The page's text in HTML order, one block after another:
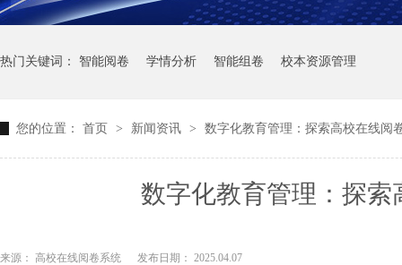
热门关键词： 智能阅卷 学情分析 智能组卷 校本资源管理
您的位置： 首页 > 新闻资讯 > 数字化教育管理：探索高校在线阅
数字化教育管理：探
来源： 高校在线阅卷系统 发布日期： 2025.04.07